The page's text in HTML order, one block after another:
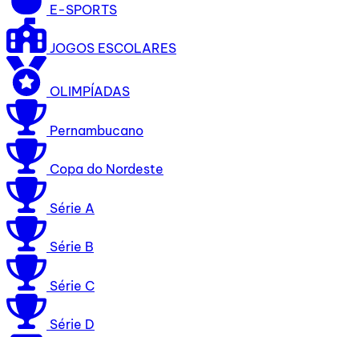
E-SPORTS
JOGOS ESCOLARES
OLIMPÍADAS
Pernambucano
Copa do Nordeste
Série A
Série B
Série C
Série D